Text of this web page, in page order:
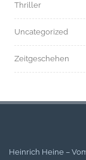
Thriller
Uncategorized
Zeitgeschehen
Heinrich Heine –